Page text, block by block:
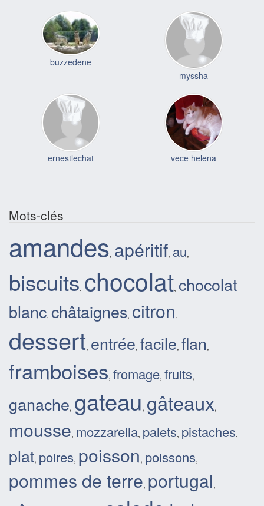
buzzedene
myssha
ernestlechat vece helena
Mots-clés
amandes, apéritif, au,
biscuits, chocolat, chocolat
blanc, châtaignes, citron,
dessert, entrée, facile, flan,
framboises, fromage, fruits,
ganache, gateau, gâteaux,
mousse, mozzarella, palets, pistaches,
plat, poires, poisson, poissons,
pommes de terre, portugal,